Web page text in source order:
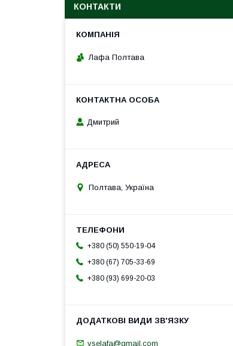
КОНТАКТИ
Лафа Полтава
Дмитрий
Полтава, Україна
+380 (50) 550-19-04
+380 (67) 705-33-69
+380 (93) 699-20-03
vselafa@gmail.com